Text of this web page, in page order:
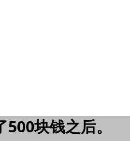
块钱之后。